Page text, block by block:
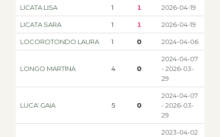
LICATA LISA 1 1 2026-04-19
LICATA SARA 1 1 2026-04-19
LOCOROTONDO LAURA 1 0 2024-04-06
LONGO MARTINA 4 0
2024-04-07
- 2026-03-
29
LUCA' GAIA 5 0
2024-04-07
- 2026-03-
29
2023-04-02